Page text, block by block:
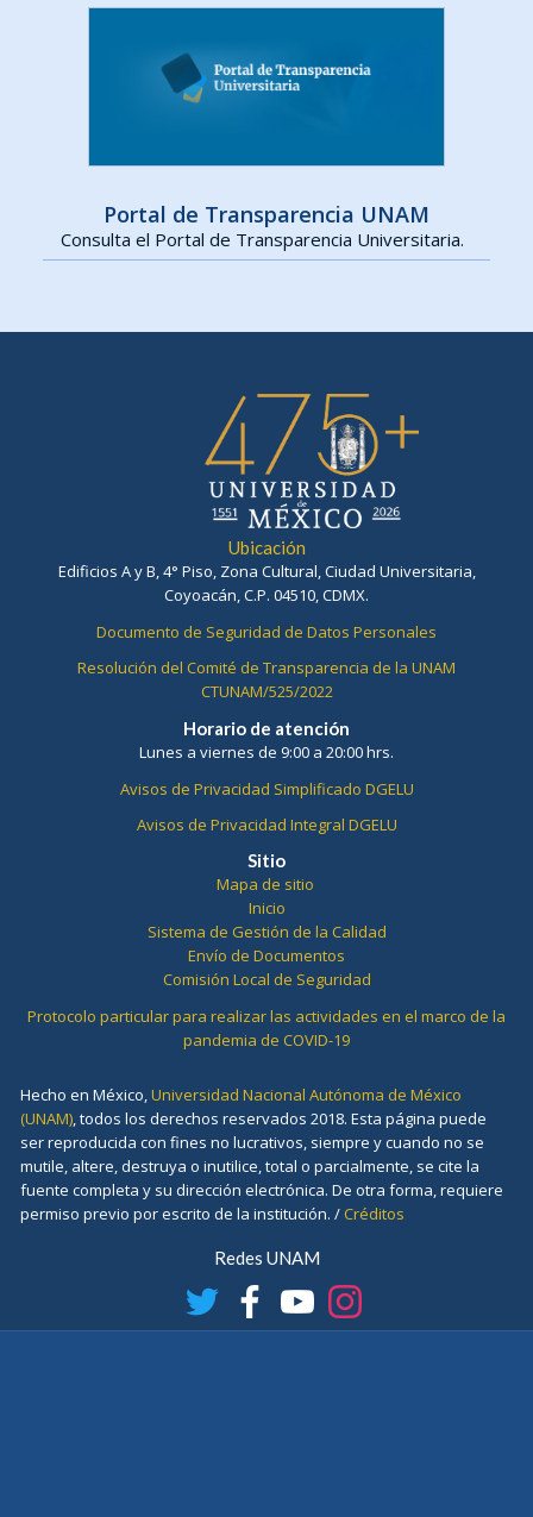
Portal de Transparencia UNAM
Consulta el Portal de Transparencia Universitaria.
Ubicación
Edificios A y B, 4° Piso, Zona Cultural, Ciudad Universitaria,
Coyoacán, C.P. 04510, CDMX.
Documento de Seguridad de Datos Personales
Resolución del Comité de Transparencia de la UNAM
CTUNAM/525/2022
Horario de atención
Lunes a viernes de 9:00 a 20:00 hrs.
Avisos de Privacidad Simplificado DGELU
Avisos de Privacidad Integral DGELU
Sitio
Mapa de sitio
Inicio
Sistema de Gestión de la Calidad
Envío de Documentos
Comisión Local de Seguridad
Protocolo particular para realizar las actividades en el marco de la
pandemia de COVID-19
Hecho en México,Universidad Nacional Autónoma de México
(UNAM), todos los derechos reservados 2018. Esta página puede
ser reproducida con fines no lucrativos, siempre y cuando no se
mutile, altere, destruya o inutilice, total o parcialmente, se cite la
fuente completa y su dirección electrónica. De otra forma, requiere
permiso previo por escrito de la institución. / Créditos
Redes UNAM